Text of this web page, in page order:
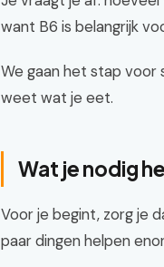
want B6 is belangrijk
We gaan het stap voor
weet wat je eet.
Wat je nodig
Voor je begint, zorg je
paar dingen helpen